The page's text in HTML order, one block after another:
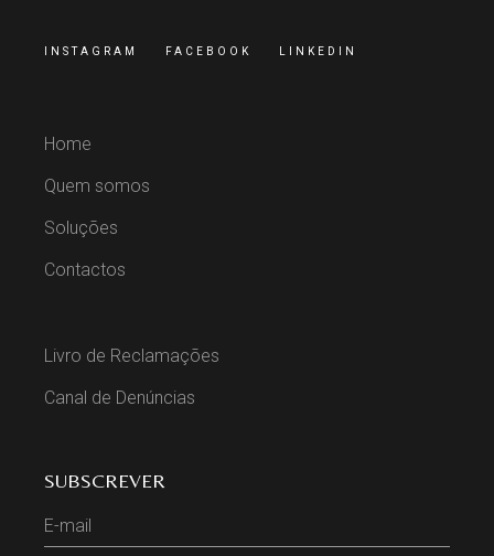
INSTAGRAM FACEBOOK LINKEDIN
Home
Quem somos
Soluções
Contactos
Livro de Reclamações
Canal de Denúncias
SUBSCREVER